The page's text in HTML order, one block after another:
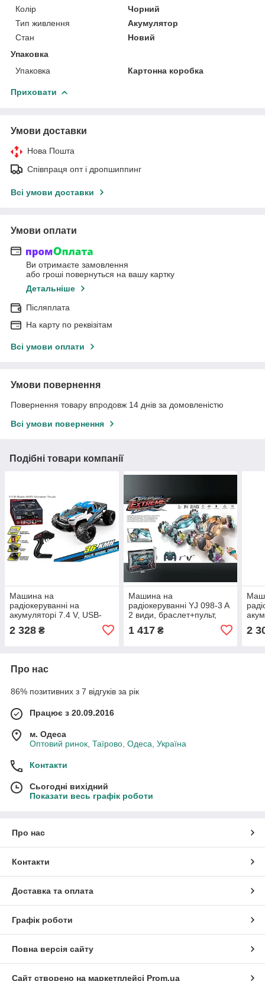
Колір
Чорний
Тип живлення
Акумулятор
Стан
Новий
Упаковка
Упаковка
Картонна коробка
Приховати
Умови доставки
Нова Пошта
Співпраця опт і дропшиппинг
Всі умови доставки
Умови оплати
Ви отримаєте замовлення
або гроші повернуться на вашу картку
Детальніше
Післяплата
На карту по реквізітам
Всі умови оплати
Умови повернення
Повернення товару впродовж 14 днів за домовленістю
Всі умови повернення
Подібні товари компанії
Машина на
радіокеруванні на
акумуляторі 7.4 V, USB-
протиударний корпус,
2 328 ₴
Машина на
радіокеруванні YJ 098-3 A
2 види, браслет+пульт,
підсвічування, пульт 2,4
1 417₴ 2
Про нас
86% позитивних з 7 відгуків за рік
Працює з 20.09.2016
м. Одеса
Оптовий ринок, Таїрово, Одеса, Україна
Контакти
Сьогодні вихідний
Показати весь графік роботи
Про нас
Контакти
Доставка та оплата
Графік роботи
Повна версія сайту
Сайт створено на маркетплейсі Prom.ua